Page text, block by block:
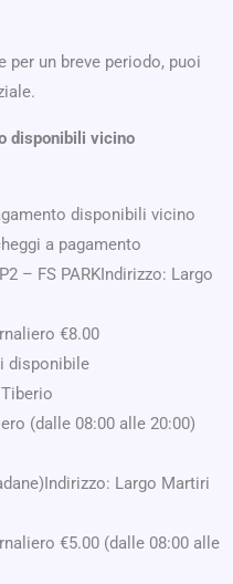
per un breve periodo, puoi
disponibili vicino
disponibili vicino
a pagamento
– FS PARKIndirizzo: Largo
€8.00
disponibile
(dalle 08:00 alle 20:00)
Largo Martiri
€5.00 (dalle 08:00 alle